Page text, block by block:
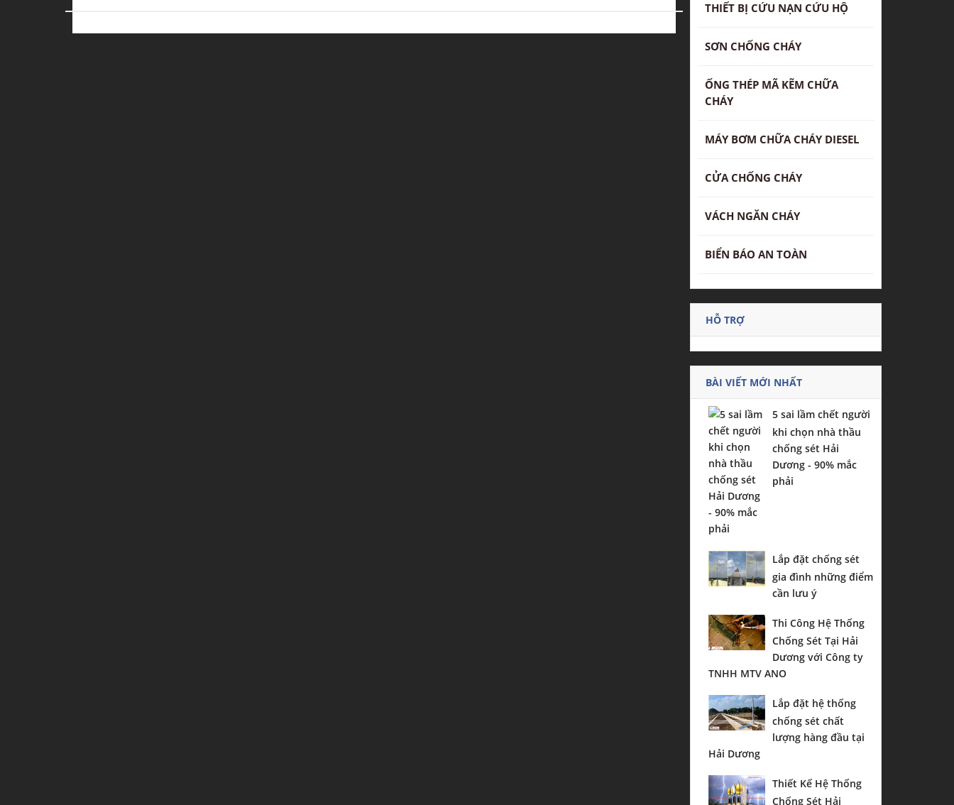
THIẾT BỊ CỨU NẠN CỨU HỘ
SƠN CHỐNG CHÁY
ỐNG THÉP MÃ KẼM CHỮA
CHÁY
MÁY BƠM CHỮA CHÁY DIESEL
CỬA CHỐNG CHÁY
VÁCH NGĂN CHÁY
BIỂN BÁO AN TOÀN
HỖ TRỢ
BÀI VIẾT MỚI NHẤT
5 sai lầm chết người
khi chọn nhà thầu
chống sét Hải
Dương - 90% mắc
phải
Lắp đặt chống sét
gia đình những điểm
cần lưu ý
Thi Công Hệ Thống
Chống Sét Tại Hải
Dương với Công ty
TNHH MTV ANO
Lắp đặt hệ thống
chống sét chất
lượng hàng đầu tại
Hải Dương
Thiết Kế Hệ Thống
Chống Sét Hải